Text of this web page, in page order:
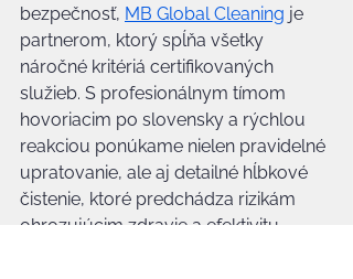
bezpečnosť, MB Global Cleaning je
partnerom, ktorý spĺňa všetky
náročné kritériá certifikovaných
služieb. S profesionálnym tímom
hovoriacim po slovensky a rýchlou
reakciou ponúkame nielen pravidelné
upratovanie, ale aj detailné hĺbkové
čistenie, ktoré predchádza rizikám
ohrozujúcim zdravie a efektivitu